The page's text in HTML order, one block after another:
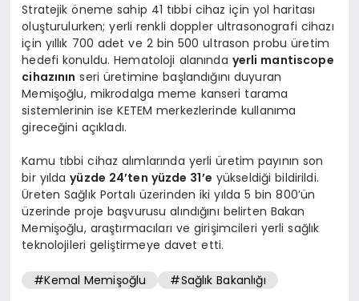
Stratejik öneme sahip 41 tıbbi cihaz için yol haritası
oluşturulurken; yerli renkli doppler ultrasonografi cihazı
için yıllık 700 adet ve 2 bin 500 ultrason probu üretim
hedefi konuldu. Hematoloji alanında yerli mantiscope
cihazının seri üretimine başlandığını duyuran
Memişoğlu, mikrodalga meme kanseri tarama
sistemlerinin ise KETEM merkezlerinde kullanıma
gireceğini açıkladı.
Kamu tıbbi cihaz alımlarında yerli üretim payının son
bir yıldayüzde 24’ten yüzde 31’e yükseldiği bildirildi.
Üreten Sağlık Portalı üzerinden iki yılda 5 bin 800’ün
üzerinde proje başvurusu alındığını belirten Bakan
Memişoğlu, araştırmacıları ve girişimcileri yerli sağlık
teknolojileri geliştirmeye davet etti.
#Kemal Memişoğlu #Sağlık Bakanlığı